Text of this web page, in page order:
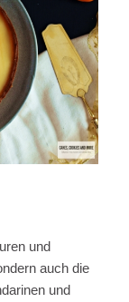
und
auch die
und